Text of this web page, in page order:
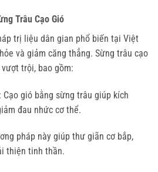
Trâu Cạo Gió
trị liệu dân gian phổ biến tại Việt
và giảm căng thẳng. Sừng trâu cạo
trội, bao gồm:
: Cạo gió bằng sừng trâu giúp kích
đau nhức cơ thể.
pháp này giúp thư giãn cơ bắp,
thiện tinh thần.